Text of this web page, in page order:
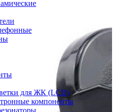
для ЖК (LCD)
компоненты